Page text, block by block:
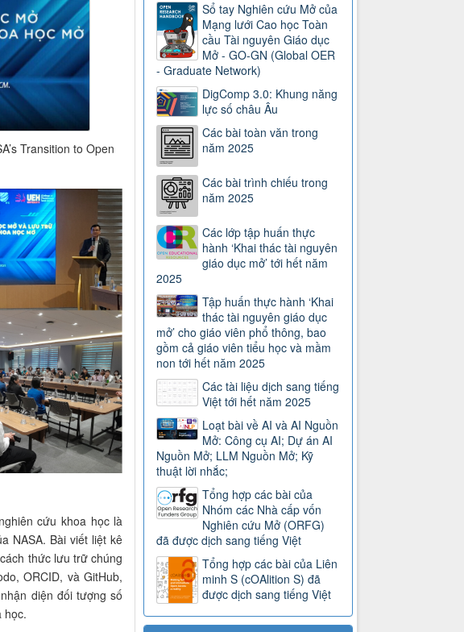
Transition to Open
cứu khoa học là
NASA. Bài viết liệt kê
thức lưu trữ chúng
ORCID, và GitHub,
diện đối tượng số
học.
Sổ tay Nghiên cứu Mở của
Mạng lưới Cao học Toàn
cầu Tài nguyên Giáo dục
Mở - GO-GN (Global OER
- Graduate Network)
DigComp 3.0: Khung năng
lực số châu Âu
Các bài toàn văn trong
năm 2025
Các bài trình chiếu trong
năm 2025
Các lớp tập huấn thực
hành ‘Khai thác tài nguyên
giáo dục mở’ tới hết năm
2025
Tập huấn thực hành ‘Khai
thác tài nguyên giáo dục
mở’ cho giáo viên phổ thông, bao
gồm cả giáo viên tiểu học và mầm
non tới hết năm 2025
Các tài liệu dịch sang tiếng
Việt tới hết năm 2025
Loạt bài về AI và AI Nguồn
Mở: Công cụ AI; Dự án AI
Nguồn Mở; LLM Nguồn Mở; Kỹ
thuật lời nhắc;
Tổng hợp các bài của
Nhóm các Nhà cấp vốn
Nghiên cứu Mở (ORFG)
đã được dịch sang tiếng Việt
Tổng hợp các bài của Liên
minh S (cOAlition S) đã
được dịch sang tiếng Việt